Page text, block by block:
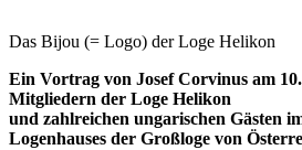
Das Bijou (= Logo) der Loge Helikon
Ein Vortrag von Josef Corvinus am
Mitgliedern der Loge Helikon
und zahlreichen ungarischen Gästen
Logenhauses der Großloge von